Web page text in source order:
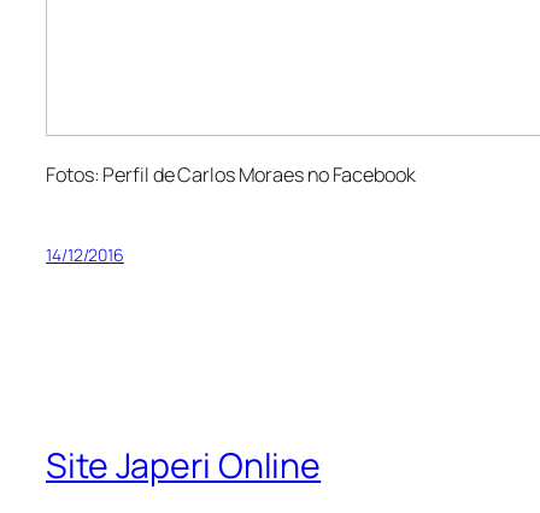
Fotos: Perfil de Carlos Moraes no Facebook
14/12/2016
Site Japeri Online